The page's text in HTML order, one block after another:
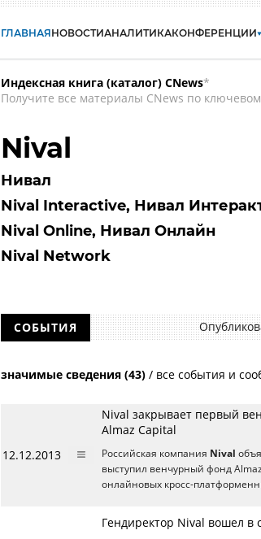
ГЛАВНАЯНОВОСТИАНАЛИТИКАКОНФЕРЕНЦИИ
Индексная книга (каталог) CNews*
Получите все материалы CNews по
Nival
Нивал
Nival Interactive, Нивал
Nival Online, Нивал Онлайн
Nival Network
СОБЫТИЯ
значимые сведения (43) / все события и
12.12.2013
Nival закрывает первый
Almaz Capital
Российская компания Nival
выступил венчурный фонд
онлайновых кросс-
Гендиректор Nival вошел в